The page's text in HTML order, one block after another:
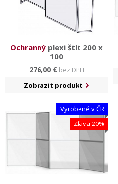
Ochranný plexi štít 200 x
100
276,00 €bez DPH
Zobrazit produkt
Vyrobené v ČR
Zľava 20%